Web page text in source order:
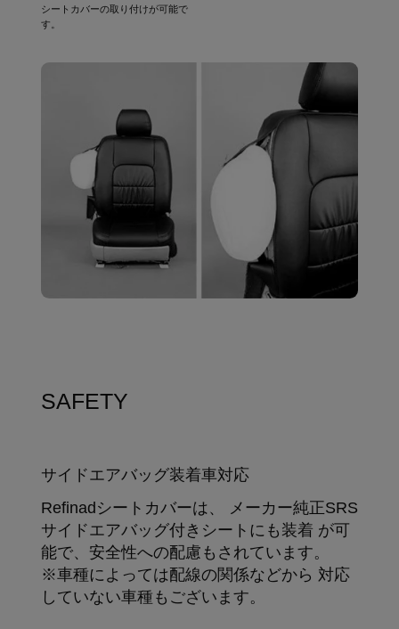
シートカバーの取り付けが可能で
す。
SAFETY
サイドエアバッグ装着車対応
Refinadシートカバーは、 メーカー純正SRS
サイドエアバッグ付きシートにも装着 が可
能で、安全性への配慮もされています。
※車種によっては配線の関係などから 対応
していない車種もございます。